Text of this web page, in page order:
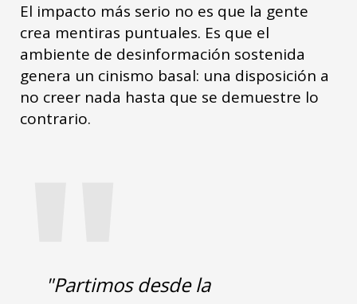
El impacto más serio no es que la gente
crea mentiras puntuales. Es que el
ambiente de desinformación sostenida
genera un cinismo basal: una disposición a
no creer nada hasta que se demuestre lo
contrario.
"Partimos desde la